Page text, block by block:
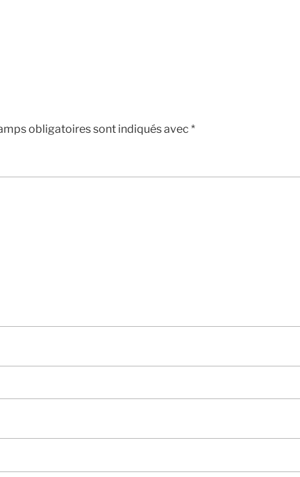
obligatoires sont indiqués avec *